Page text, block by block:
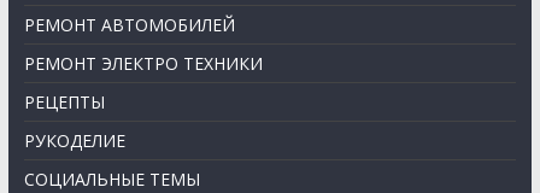
РЕМОНТ АВТОМОБИЛЕЙ
РЕМОНТ ЭЛЕКТРО ТЕХНИКИ
РЕЦЕПТЫ
РУКОДЕЛИЕ
СОЦИАЛЬНЫЕ ТЕМЫ